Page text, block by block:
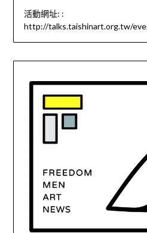
活動網址: :
http://talks.taishinart.org.tw/